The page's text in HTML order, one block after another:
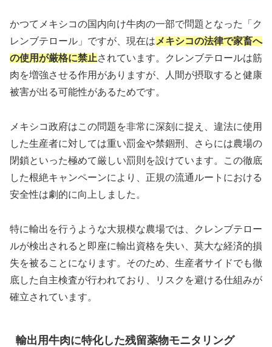
かつてメキシコの国内向け牛肉の一部で問題となった「ク
レンブテロール」ですが、現在は メキシコの法律で家畜へ
の使用が厳格に禁止されています。クレンブテロールは筋
肉を増強させる作用がありますが、人間が摂取すると健康
被害が出る可能性があるためです。
メキシコ政府はこの問題を非常に深刻に捉え、違法に使用
した生産者に対しては重い罰金や禁錮刑、さらには農場の
閉鎖といった極めて厳しい罰則を設けています。この徹底
した根絶キャンペーンにより、正規の流通ルートにおける
安全性は劇的に向上しました。
特に輸出を行うような大規模な農場では、クレンブテロー
ルが検出されると即座に輸出資格を失い、莫大な経済的損
失を被ることになります。そのため、生産者サイドでも徹
底した自主検査が行われており、リスクを避ける仕組みが
確立されています。
輸出用牛肉に特化した残留薬物モニタリング